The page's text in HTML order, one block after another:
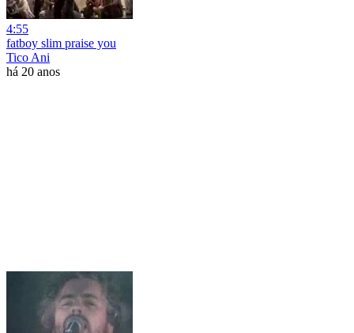
4:55
fatboy slim praise you
Tico Ani
há 20 anos